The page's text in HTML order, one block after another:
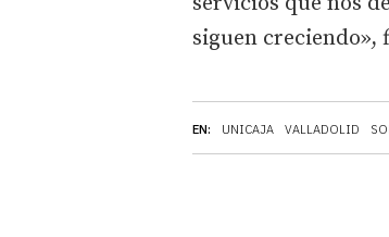
EN: UNICAJA VALLADOLID
siguen creciendo»,